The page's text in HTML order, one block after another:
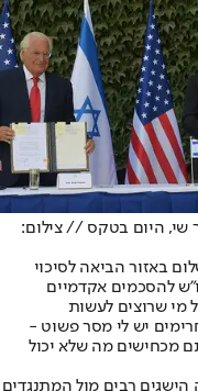
שי, היום בטקס // צילום:
באזור הביאה לסיכוי
להסכמים אקדמיים
מי שרוצים לעשות
ליישובים מעבר לקווי 67'. למחרימים יש לי מסר פשוט -
מכחישים מה שלא יכול
הישגים רבים מול המתנגדים